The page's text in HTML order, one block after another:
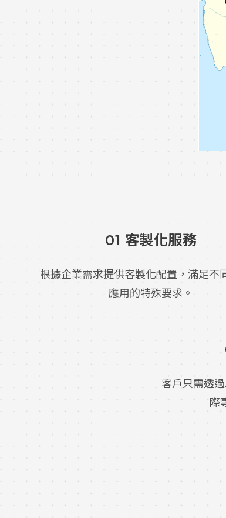
01 客製化服務
根據企業需求提供客製化配置，滿足不
應用的特殊要求。
客戶只需透
際